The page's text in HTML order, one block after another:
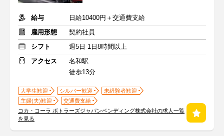
給与
日給10400円＋交通費支給
雇用形態
契約社員
シフト
週5日 1日8時間以上
アクセス
名和駅
徒歩13分
大学生歓迎 シルバー歓迎
未経験者歓迎
主婦(夫)歓迎
交通費支給
コカ・コーラ ボトラーズジャパンベンディング株式会社の求人一覧
を見る